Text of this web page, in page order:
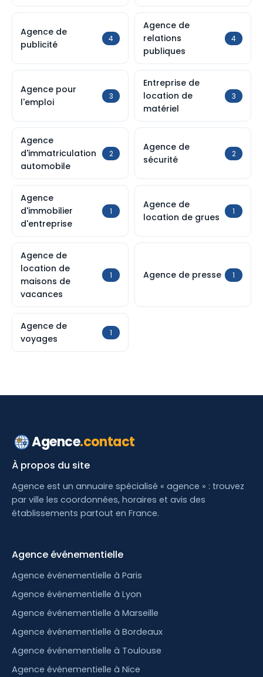
Agence de
publicité
4
Agence de
relations
publiques
4
Agence pour
l'emploi
3
Entreprise de
location de
matériel
3
Agence
d'immatriculation
automobile
2
Agence de
sécurité
2
Agence
d'immobilier
d'entreprise
1
Agence de
location de grues
1
Agence de
location de
maisons de
vacances
1 Agence de presse 1
Agence de
voyages
1
Agence.contact
À propos du site
Agence est un annuaire spécialisé « agence » : trouvez
par ville les coordonnées, horaires et avis des
établissements partout en France.
Agence événementielle
Agence événementielle à Paris
Agence événementielle à Lyon
Agence événementielle à Marseille
Agence événementielle à Bordeaux
Agence événementielle à Toulouse
Agence événementielle à Nice